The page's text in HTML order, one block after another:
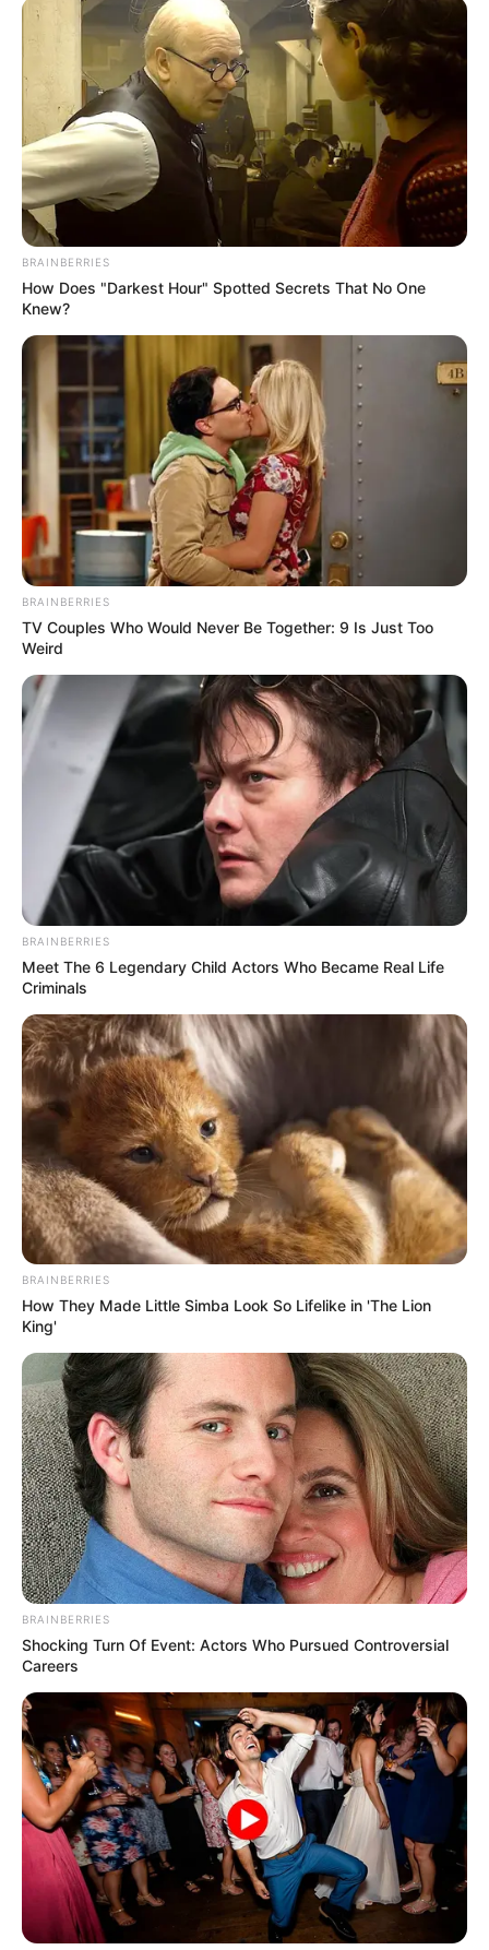
BRAINBERRIES
How Does "Darkest Hour" Spotted Secrets That No One
Knew?
BRAINBERRIES
TV Couples Who Would Never Be Together: 9 Is Just Too
Weird
BRAINBERRIES
Meet The 6 Legendary Child Actors Who Became Real Life
Criminals
BRAINBERRIES
How They Made Little Simba Look So Lifelike in 'The Lion
King'
BRAINBERRIES
Shocking Turn Of Event: Actors Who Pursued Controversial
Careers